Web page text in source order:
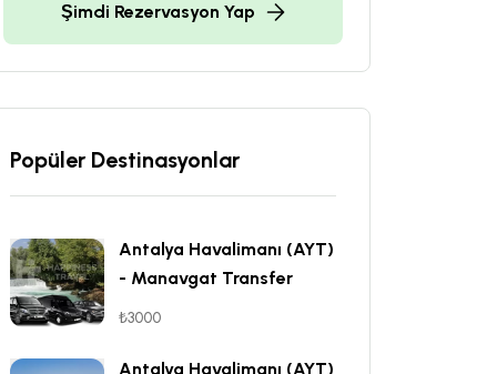
Şimdi Rezervasyon Yap
Popüler Destinasyonlar
Antalya Havalimanı (AYT)
- Manavgat Transfer
₺3000
Antalya Havalimanı (AYT)